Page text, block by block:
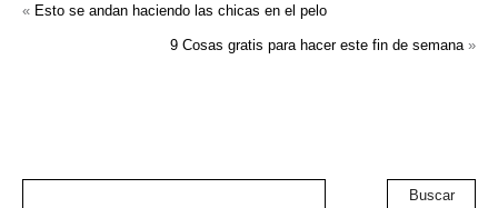
« Esto se andan haciendo las chicas en el pelo
9 Cosas gratis para hacer este fin de semana»
Buscar